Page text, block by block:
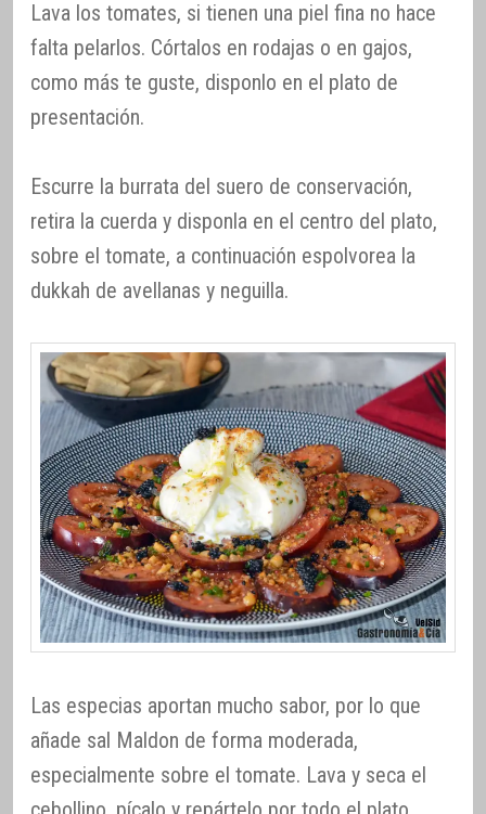
Lava los tomates, si tienen una piel fina no hace
falta pelarlos. Córtalos en rodajas o en gajos,
como más te guste, disponlo en el plato de
presentación.
Escurre la burrata del suero de conservación,
retira la cuerda y disponla en el centro del plato,
sobre el tomate, a continuación espolvorea la
dukkah de avellanas y neguilla.
Las especias aportan mucho sabor, por lo que
añade sal Maldon de forma moderada,
especialmente sobre el tomate. Lava y seca el